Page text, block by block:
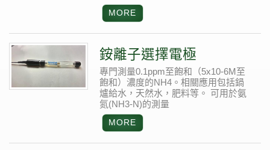
銨離子選擇電極
專門測量0.1ppm至飽和（5x10-6M至
飽和）濃度的NH4。相關應用包括鍋
爐給水，天然水，肥料等。 可用於氨
氮(NH3-N)的測量